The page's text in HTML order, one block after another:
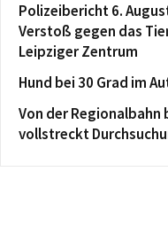
Polizeibericht 6.
Verstoß gegen das
Leipziger Zentrum
Hund bei 30 Grad im
Von der Regionalbahn
vollstreckt